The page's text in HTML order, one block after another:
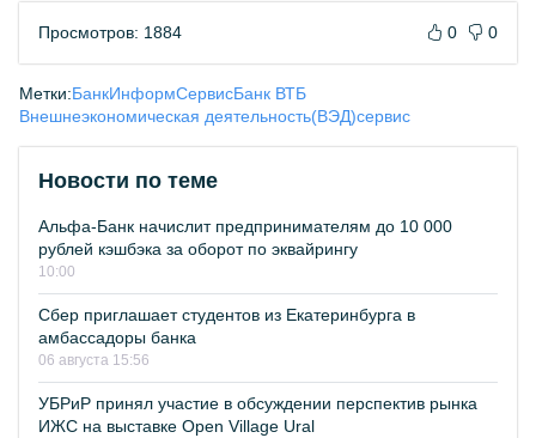
Просмотров: 1884 0 0
Метки:БанкИнформСервисБанк ВТБ
Внешнеэкономическая деятельность(ВЭД)сервис
Новости по теме
Альфа-Банк начислит предпринимателям до 10 000
рублей кэшбэка за оборот по эквайрингу
10:00
Сбер приглашает студентов из Екатеринбурга в
амбассадоры банка
06 августа 15:56
УБРиР принял участие в обсуждении перспектив рынка
ИЖС на выставке Open Village Ural